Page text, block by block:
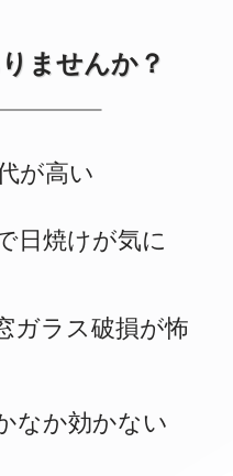
ませんか？
が高い
日焼けが気に
ガラス破損が怖
なか効かない